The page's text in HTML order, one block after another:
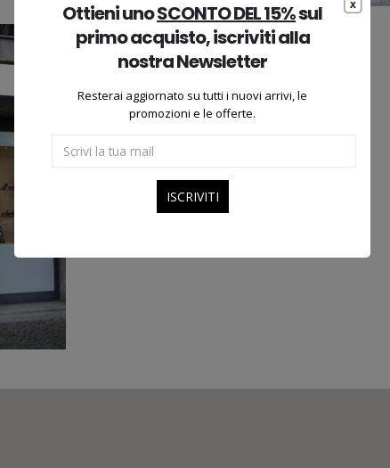
LEVANE
tel. 055.9788058
Levane – AR
Ottieni unoSCONTO DEL 15%sul
primo acquisto, iscriviti alla
nostra Newsletter
Resterai aggiornato su tutti i nuovi arrivi, le
promozioni e le offerte.